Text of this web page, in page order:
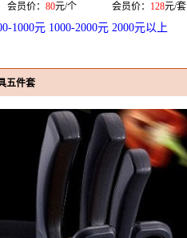
会员价： 128元/套
会员价： 28元/个
1000元 1000-2000元 2000元以上
五件套